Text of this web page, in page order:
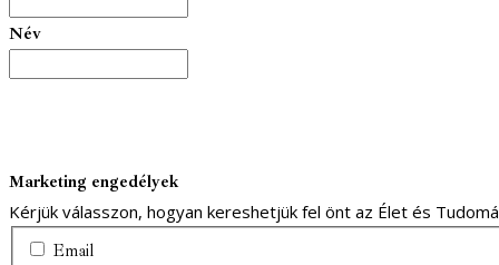
Név
Marketing engedélyek
Kérjük válasszon, hogyan kereshetjük fel önt az Élet és
Email